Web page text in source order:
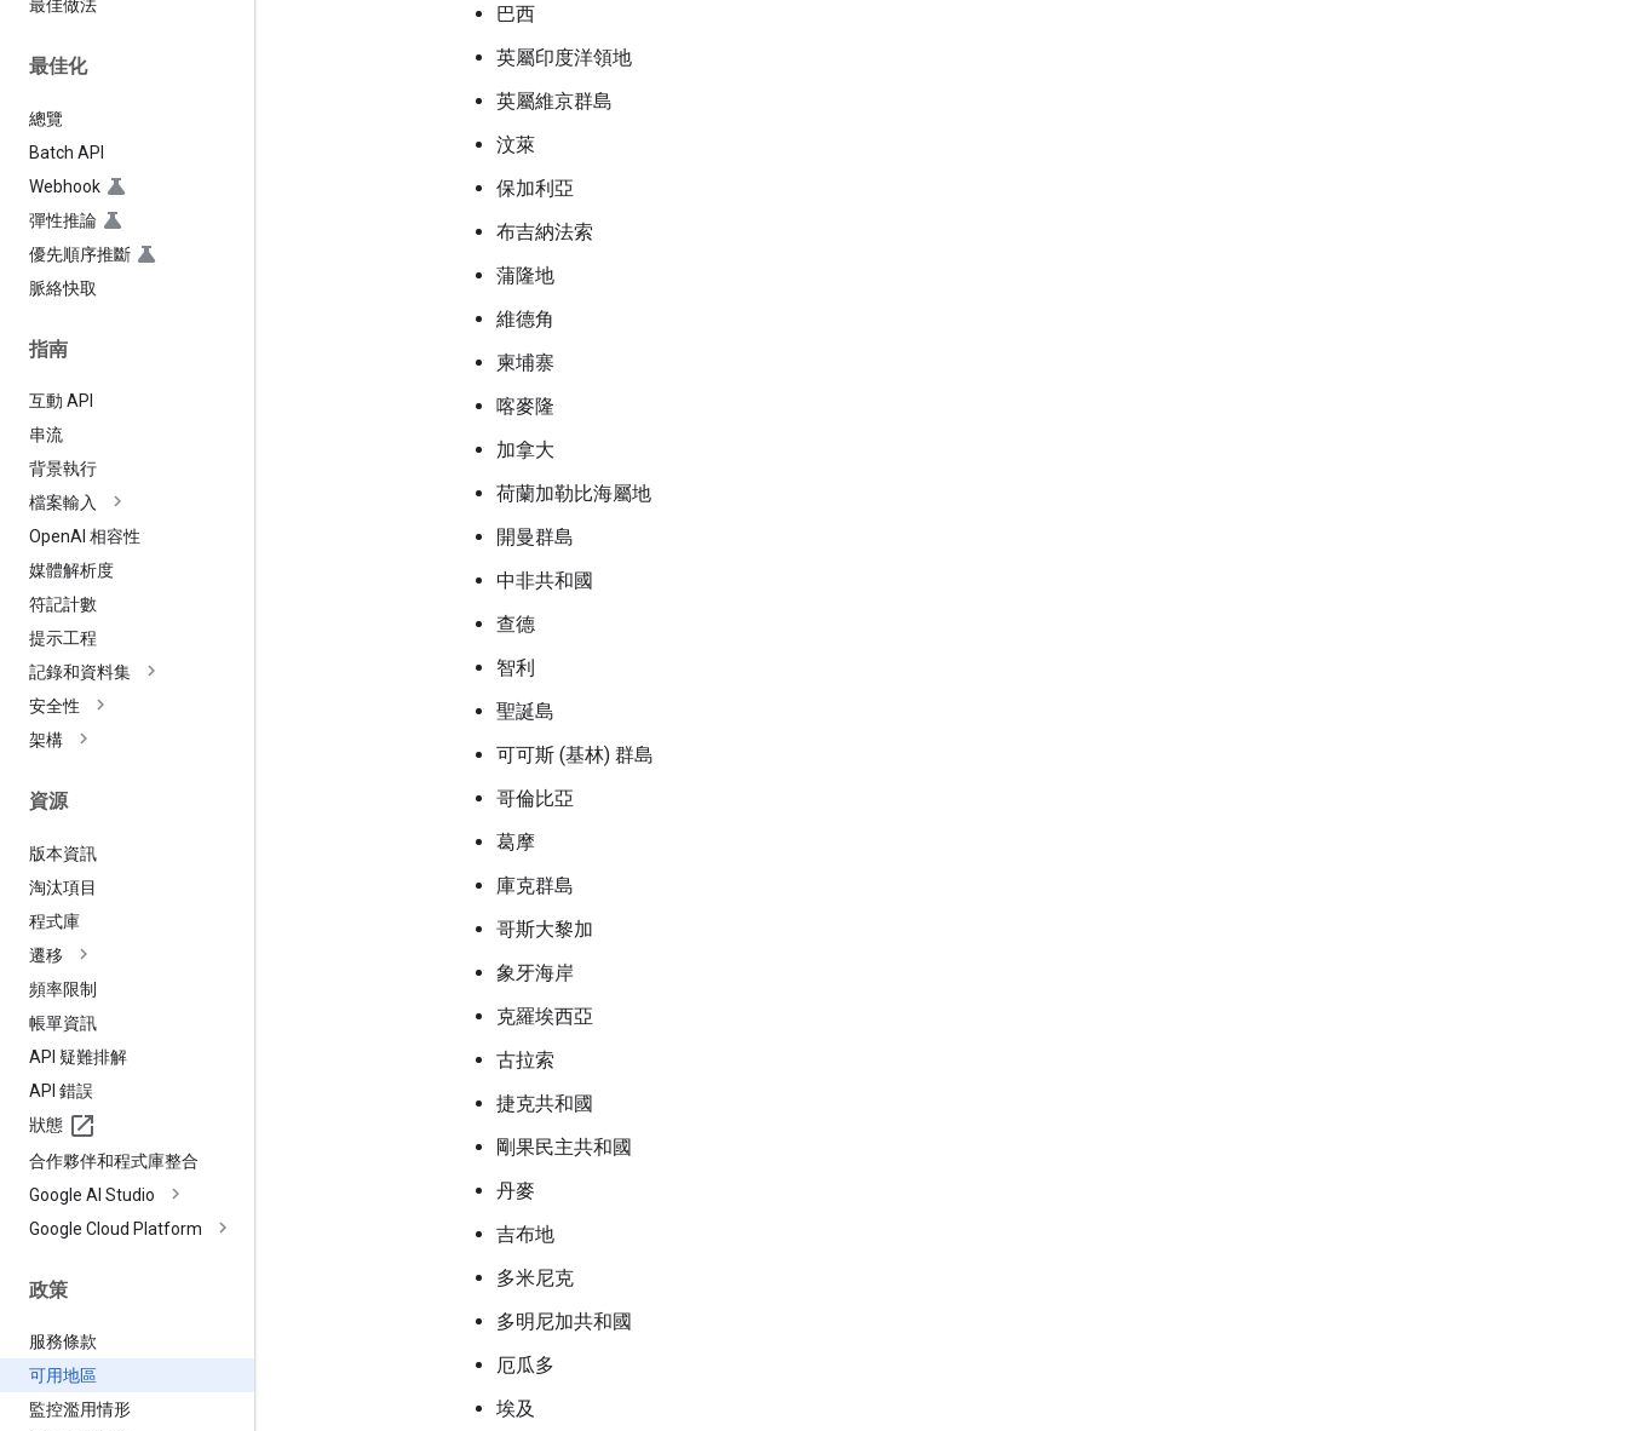
最佳做法
最佳化
總覽
Batch API
Webhook
彈性推論
優先順序推斷
脈絡快取
指南
互動 API
串流
背景執行
檔案輸入
OpenAI 相容性
媒體解析度
符記計數
提示工程
記錄和資料集
安全性
架構
資源
版本資訊
淘汰項目
程式庫
遷移
頻率限制
帳單資訊
API 疑難排解
API 錯誤
狀態
合作夥伴和程式庫整合
Google AI Studio
Google Cloud Platform
政策
服務條款
可用地區
監控濫用情形
巴西
英屬印度洋領地
英屬維京群島
汶萊
保加利亞
布吉納法索
蒲隆地
維德角
柬埔寨
喀麥隆
加拿大
荷蘭加勒比海屬地
開曼群島
中非共和國
查德
智利
聖誕島
可可斯 (基林) 群島
哥倫比亞
葛摩
庫克群島
哥斯大黎加
象牙海岸
克羅埃西亞
古拉索
捷克共和國
剛果民主共和國
丹麥
吉布地
多米尼克
多明尼加共和國
厄瓜多
埃及